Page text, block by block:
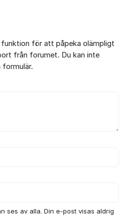
funktion för att påpeka olämpligt
från forumet. Du kan inte
ses av alla. Din e-post visas aldrig